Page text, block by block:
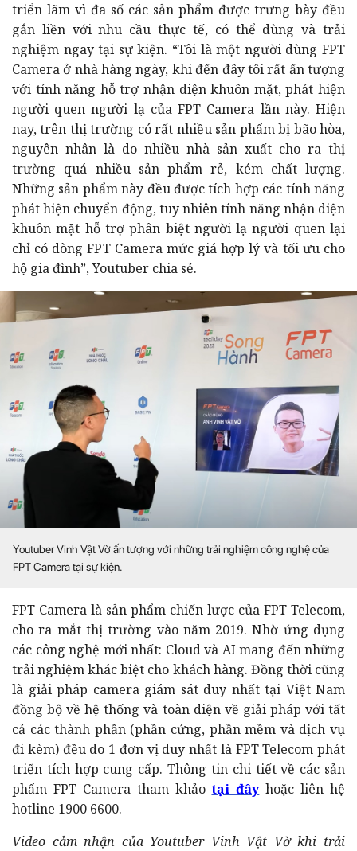
triển lãm vì đa số các sản phẩm được trưng bày đều
gắn liền với nhu cầu thực tế, có thể dùng và trải
nghiệm ngay tại sự kiện. “Tôi là một người dùng FPT
Camera ở nhà hàng ngày, khi đến đây tôi rất ấn tượng
với tính năng hỗ trợ nhận diện khuôn mặt, phát hiện
người quen người lạ của FPT Camera lần này. Hiện
nay, trên thị trường có rất nhiều sản phẩm bị bão hòa,
nguyên nhân là do nhiều nhà sản xuất cho ra thị
trường quá nhiều sản phẩm rẻ, kém chất lượng.
Những sản phẩm này đều được tích hợp các tính năng
phát hiện chuyển động, tuy nhiên tính năng nhận diện
khuôn mặt hỗ trợ phân biệt người lạ người quen lại
chỉ có dòng FPT Camera mức giá hợp lý và tối ưu cho
hộ gia đình”, Youtuber chia sẻ.
Youtuber Vinh Vật Vờ ấn tượng với những trải nghiệm công nghệ của
FPT Camera tại sự kiện.
FPT Camera là sản phẩm chiến lược của FPT Telecom,
cho ra mắt thị trường vào năm 2019. Nhờ ứng dụng
các công nghệ mới nhất: Cloud và AI mang đến những
trải nghiệm khác biệt cho khách hàng. Đồng thời cũng
là giải pháp camera giám sát duy nhất tại Việt Nam
đồng bộ về hệ thống và toàn diện về giải pháp với tất
cả các thành phần (phần cứng, phần mềm và dịch vụ
đi kèm) đều do 1 đơn vị duy nhất là FPT Telecom phát
triển tích hợp cung cấp. Thông tin chi tiết về các sản
phẩm FPT Camera tham khảotại đâyhoặc liên hệ
hotline 1900 6600.
Video cảm nhận của Youtuber Vinh Vật Vờ khi trải